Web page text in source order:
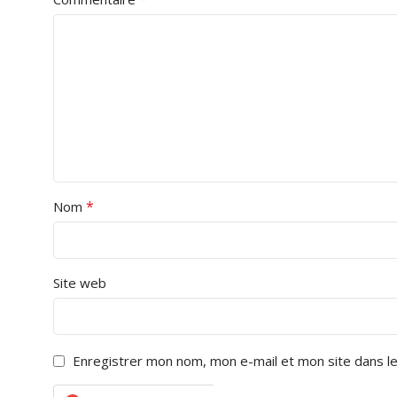
Nom *
Site web
Enregistrer mon nom, mon e-mail et mon site dans